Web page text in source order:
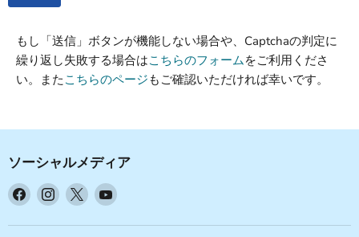
もし「送信」ボタンが機能しない場合や、Captchaの判定に
繰り返し失敗する場合はこちらのフォームをご利用くださ
い。またこちらのページ もご確認いただければ幸いです。
ソーシャルメディア
Facebook
見
Instagram
見
X
見
YouTube
見